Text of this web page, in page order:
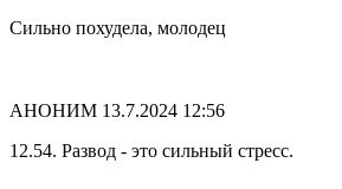
Сильно похудела, молодец
АНОНИМ 13.7.2024 12:56
12.54. Развод - это сильный стресс.